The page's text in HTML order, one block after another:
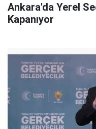
Ankara'da Yerel
Kapanıyor